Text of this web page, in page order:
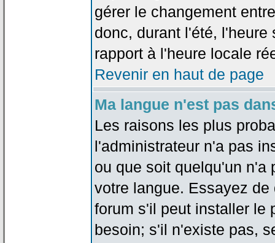
gérer le changement
donc, durant l'été, l'heure
rapport à l'heure locale
Revenir en haut de page
Ma langue n'est pas
Les raisons les plus
l'administrateur n'a pas
ou que soit quelqu'un n'a
votre langue. Essayez
forum s'il peut installer le
besoin; s'il n'existe pas,